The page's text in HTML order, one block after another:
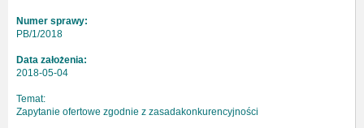
Numer sprawy:
PB/1/2018
Data założenia:
2018-05-04
Temat:
Zapytanie ofertowe zgodnie z zasadakonkurencyjności